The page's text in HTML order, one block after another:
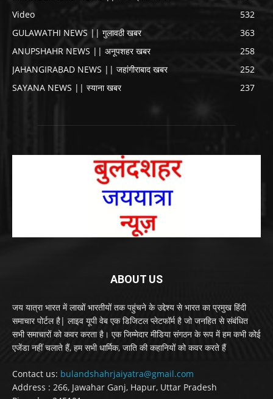
Video
532
GULAWATHI NEWS || गुलावठी खबर
363
ANUPSHAHR NEWS || अनूपशहर खबर
258
JAHANGIRABAD NEWS || जहांगीराबाद खबर
252
SAYANA NEWS || स्याना खबर
237
ABOUT US
जय यात्रा भारत में लाखों भारतीयों तक पहुंचने के उद्देश्य से भारत का प्रमुख हिंदी
समाचार पोर्टल है| लाइव यूपी वेब एक डिजिटल प्लेटफॉर्म है जो जनहित से संबंधित
सभी समाचारों को कवर करता है। एक जिम्मेदार मीडिया संगठन के रूप में हम कभी कोई
एजेंडा नहीं चलाते हैं, हम सभी धार्मिक, जाति की कहानियों को कवर करते हैं
Contact us: bulandshahrjaiyatra@gmail.com
Address : 266, Jawahar Ganj, Hapur, Uttar Pradesh